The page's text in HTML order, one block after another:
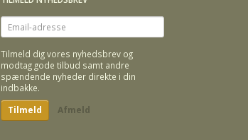
Email-
adresse
Tilmeld dig vores nyhedsbrev og
modtag gode tilbud samt andre
spændende nyheder direkte i din
indbakke.
Tilmeld Afmeld